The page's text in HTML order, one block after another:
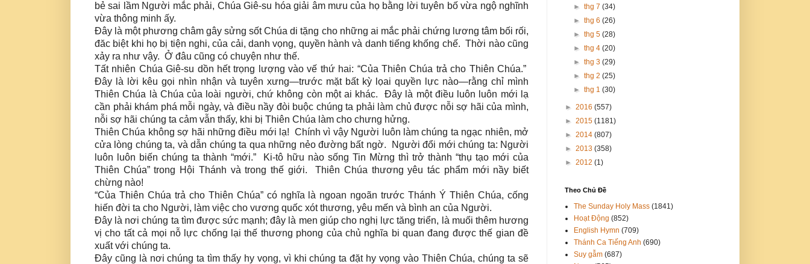
bẻ sai lầm Người mắc phải, Chúa Giê-su hóa giải âm mưu của họ bằng lời tuyên bố vừa ngộ nghĩnh
vừa thông minh ấy.
Đây là một phương châm gây sửng sốt Chúa di tặng cho những ai mắc phải chứng lương tâm bối rối,
đăc biệt khi họ bị tiện nghi, của cải, danh vọng, quyền hành và danh tiếng khống chế. Thời nào cũng
xảy ra như vậy. Ở đâu cũng có chuyện như thế.
Tất nhiên Chúa Giê-su dồn hết trọng lượng vào vế thứ hai: “Của Thiên Chúa trả cho Thiên Chúa.”
Đây là lời kêu gọi nhìn nhận và tuyên xưng—trước mặt bất kỳ lọai quyền lực nào—rằng chỉ mình
Thiên Chúa là Chúa của loài người, chứ không còn một ai khác. Đây là một điều luôn luôn mới lạ
cần phải khám phá mỗi ngày, và điều nầy đòi buộc chúng ta phải làm chủ được nỗi sợ hãi của mình,
nỗi sợ hãi chúng ta cảm vẫn thấy, khi bị Thiên Chúa làm cho chưng hửng.
Thiên Chúa không sợ hãi những điều mới lạ! Chính vì vậy Người luôn làm chúng ta ngạc nhiên, mở
cửa lòng chúng ta, và dẫn chúng ta qua những nẻo đường bất ngờ. Người đổi mới chúng ta: Người
luôn luôn biến chúng ta thành “mới.” Ki-tô hữu nào sống Tin Mừng thì trở thành “thụ tạo mới của
Thiên Chúa” trong Hội Thánh và trong thế giới. Thiên Chúa thương yêu tác phẩm mới nầy biết
chừng nào!
“Của Thiên Chúa trả cho Thiên Chúa” có nghĩa là ngoan ngoãn trước Thánh Ý Thiên Chúa, cống
hiến đời ta cho Người, làm việc cho vương quốc xót thương, yêu mến và bình an của Người.
Đây là nơi chúng ta tìm được sức mạnh; đây là men giúp cho nghị lực tăng triển, là muối thêm hương
vị cho tất cả mọi nỗ lực chống lại thế thương phong của chủ nghĩa bi quan đang được thế gian đề
xuất với chúng ta.
Đây cũng là nơi chúng ta tìm thấy hy vọng, vì khi chúng ta đặt hy vọng vào Thiên Chúa, chúng ta sẽ
►thg 7(34)
►thg 6(26)
►thg 5(28)
►thg 4(20)
►thg 3(29)
►thg 2(25)
►thg 1(30)
► 2016 (557)
► 2015 (1181)
► 2014 (807)
► 2013 (358)
► 2012 (1)
Theo Chủ Đề
The Sunday Holy Mass (1841)
Hoạt Động (852)
English Hymn (709)
Thánh Ca Tiếng Anh (690)
Suy gẫm (687)